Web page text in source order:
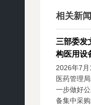
相关新闻
三部委发
构医用设
2026年7
医药管理
一步做好
备集中采